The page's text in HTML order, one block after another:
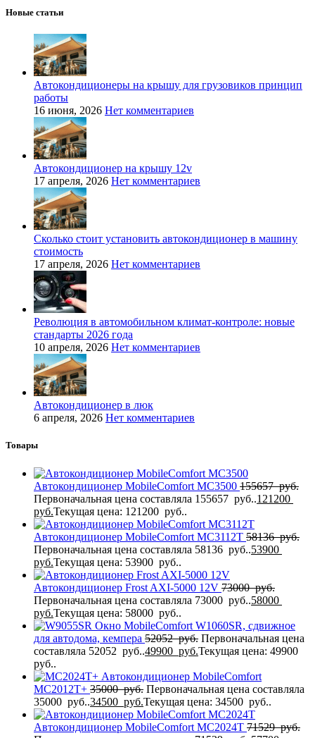
Новые статьи
Автокондиционеры на крышу для грузовиков принцип
работы
16 июня, 2026 Нет комментариев
Автокондиционер на крышу 12v
17 апреля, 2026 Нет комментариев
Сколько стоит установить автокондиционер в машину
стоимость
17 апреля, 2026 Нет комментариев
Революция в автомобильном климат-контроле: новые
стандарты 2026 года
10 апреля, 2026 Нет комментариев
Автокондиционер в люк
6 апреля, 2026 Нет комментариев
Товары
Автокондиционер MobileComfort MC3500 155657руб.
Первоначальная цена составляла 155657 руб..121200
руб.Текущая цена: 121200 руб..
Автокондиционер MobileComfort MC3112T 58136руб.
Первоначальная цена составляла 58136 руб..53900
руб.Текущая цена: 53900 руб..
Автокондиционер Frost AXI-5000 12V 73000руб.
Первоначальная цена составляла 73000 руб..58000
руб.Текущая цена: 58000 руб..
Окно MobileComfort W1060SR, сдвижное
для автодома, кемпера 52052руб. Первоначальная цена
составляла 52052 руб..49900 руб.Текущая цена: 49900
руб..
Автокондиционер MobileComfort
MC2012T+ 35000руб. Первоначальная цена составляла
35000 руб..34500 руб.Текущая цена: 34500 руб..
Автокондиционер MobileComfort MC2024T 71529руб.